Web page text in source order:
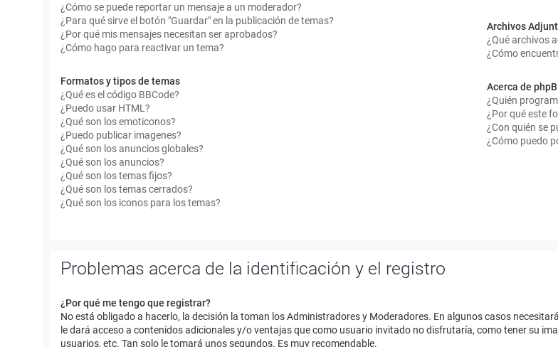
¿Cómo se puede reportar un mensaje a un moderador?
¿Para qué sirve el botón "Guardar" en la publicación de temas?
¿Por qué mis mensajes necesitan ser aprobados?
¿Cómo hago para reactivar un tema?
Formatos y tipos de temas
¿Qué es el código BBCode?
¿Puedo usar HTML?
¿Qué son los emoticonos?
¿Puedo publicar imagenes?
¿Qué son los anuncios globales?
¿Qué son los anuncios?
¿Qué son los temas fijos?
¿Qué son los temas cerrados?
¿Qué son los iconos para los temas?
Archivos
¿Qué archivos
¿Cómo
Acerca de
¿Quién
¿Por qué este
¿Con quién se
¿Cómo puedo
Problemas acerca de la identificación y el registro
¿Por qué me tengo que registrar?
No está obligado a hacerlo, la decisión la toman los Administradores y Moderadores. En algunos casos
le dará acceso a contenidos adicionales y/o ventajas que como usuario invitado no disfrutaría, como tener su
usuarios, etc. Tan solo le tomará unos segundos. Es muy recomendable.